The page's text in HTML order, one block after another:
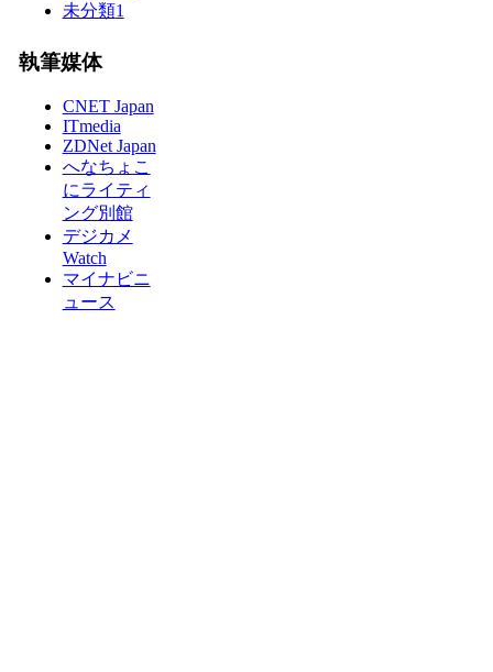
未分類1
執筆媒体
CNET Japan
ITmedia
ZDNet Japan
へなちょこ
にライティ
ング別館
デジカメ
Watch
マイナビニ
ュース